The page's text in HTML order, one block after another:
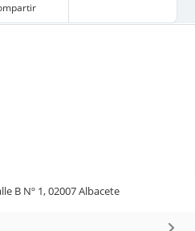
B Nº 1, 02007 Albacete